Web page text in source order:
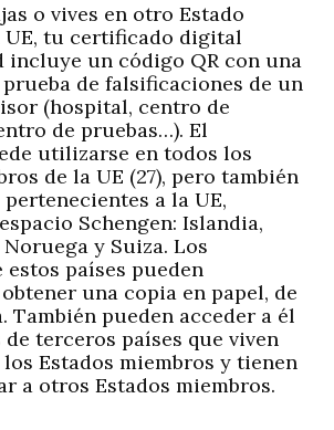
o vives en otro Estado
UE, tu certificado digital
incluye un código QR con una
de falsificaciones de un
(hospital, centro de
de pruebas…). El
utilizarse en todos los
de la UE (27), pero también
a la UE,
Schengen: Islandia,
y Suiza. Los
estos países pueden
una copia en papel, de
También pueden acceder a él
terceros países que viven
Estados miembros y tienen
a otros Estados miembros.